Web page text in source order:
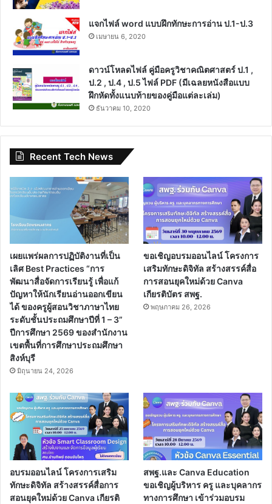
แจกไฟล์ word แบบฝึกทักษะการอ่าน ป.1-ป.3
เมษายน 6, 2020
ดาวน์โหลดไฟล์ คู่มือครูวิชาคณิตศาสตร์ ป.1 ,
ป.2 , ป.4 , ป.5 ไฟล์ PDF (มีเฉลยหนังสือแบบ
ฝึกหัดทั้งแนบท้ายของคู่มือแต่ละเล่ม)
ธันวาคม 10, 2020
Recent Tech News
เผยแพร่ผลการปฏิบัติงานที่เป็น
เลิศ Best Practices “การ
พัฒนาสื่อจัดการเรียนรู้ เพื่อแก้
ปัญหาให้นักเรียนอ่านออกเขียน
ได้ ของครูผู้สอนวิชาภาษาไทย
ระดับชั้นประถมศึกษาปีที่ 1 – 3”
ปีการศึกษา 2569 ของสำนักงาน
เขตพื้นที่การศึกษาประถมศึกษา
สิงห์บุรี
มิถุนายน 24, 2026
ขอเชิญอบรมออนไลน์ โครงการ
เสริมทักษะดิจิทัล สร้างสรรค์สื่อ
การสอนยุคใหม่ด้วย Canva
เกียรติบัตร สพฐ.
พฤษภาคม 26, 2026
อบรมออนไลน์ โครงการเสริม
ทักษะดิจิทัล สร้างสรรค์สื่อการ
สอนยุคใหม่ด้วย Canva เกียรติ
สพฐ.และ Canva Education
ขอเชิญผู้บริหาร ครู และบุคลากร
ทางการศึกษา เข้าร่วมอบรม